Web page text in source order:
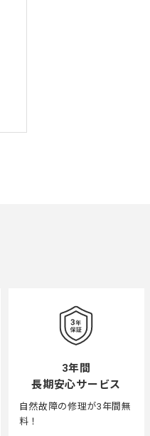
3年間
長期安心サービス
自然故障の修理が3年間無
料！